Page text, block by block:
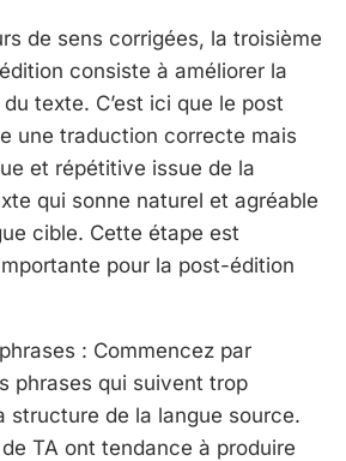
de sens corrigées, la troisième
consiste à améliorer la
texte. C’est ici que le post
une traduction correcte mais
et répétitive issue de la
qui sonne naturel et agréable
cible. Cette étape est
pour la post-édition
: Commencez par
phrases qui suivent trop
structure de la langue source.
TA ont tendance à produire